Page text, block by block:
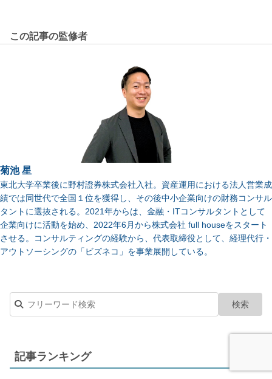
この記事の監修者
菊池 星
東北大学卒業後に野村證券株式会社入社。資産運用における法人営業成
績では同世代で全国１位を獲得し、その後中小企業向けの財務コンサル
タントに選抜される。2021年からは、金融・ITコンサルタントとして
企業向けに活動を始め、2022年6月から株式会社 full houseをスタート
させる。コンサルティングの経験から、代表取締役として、経理代行・
アウトソーシングの「ビズネコ」を事業展開している。
記事ランキング